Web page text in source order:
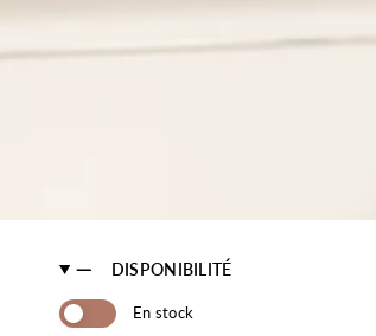
DISPONIBILITÉ
En stock